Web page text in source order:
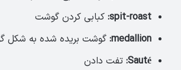
spit-roast: کبابی کردن گوشت
medallion: گوشت بریده شده به شکل
Sauté: تفت دادن